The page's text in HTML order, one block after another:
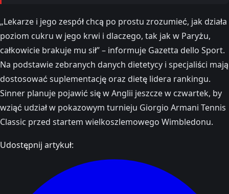
„Lekarze i jego zespół chcą po prostu zrozumieć, jak działa
poziom cukru w jego krwi i dlaczego, tak jak w Paryżu,
całkowicie brakuje mu sił” – informuje Gazetta dello Sport.
Na podstawie zebranych danych dietetycy i specjaliści mają
dostosować suplementację oraz dietę lidera rankingu.
Sinner planuje pojawić się w Anglii jeszcze w czwartek, by
wziąć udział w pokazowym turnieju Giorgio Armani Tennis
Classic przed startem wielkoszlemowego Wimbledonu.
Udostępnij artykuł: